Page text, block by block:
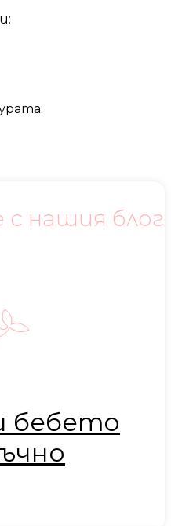
с нашия блог
бебето